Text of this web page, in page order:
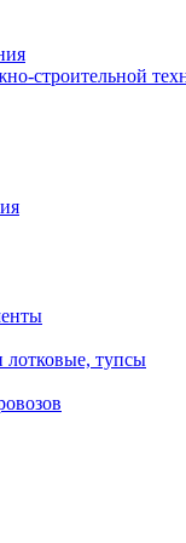
строительной
тупсы